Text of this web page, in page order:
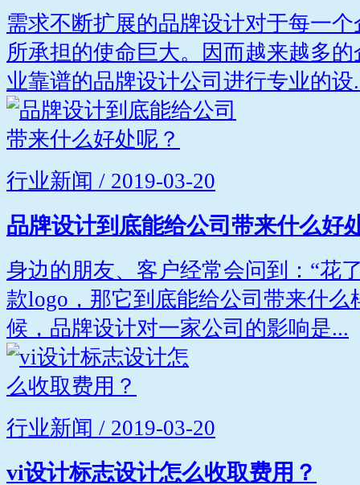
需求不断扩展的品牌设计对于每一
所承担的使命巨大。因而越来越多
业靠谱的品牌设计公司进行专业的设
行业新闻 / 2019-03-20
品牌设计到底能给公司带来什么好
身边的朋友、客户经常会问到：“花
款logo，那它到底能给公司带来什么
候，品牌设计对一家公司的影响是...
行业新闻 / 2019-03-20
vi设计标志设计怎么收取费用？